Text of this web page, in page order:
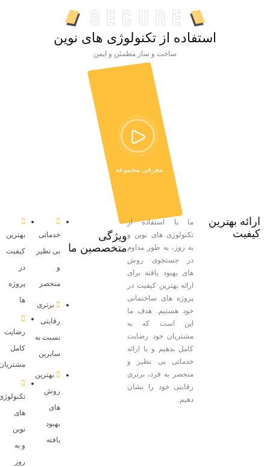
Secure
استفاده از تکنولوژی های نوین
ساخت و ساز مطمئن و ایمن
ارائه بهترین
کیفیت
ما با استفاده از
تکنولوژی های نوین و
به روز، به طور مداوم
در جستجوی روش
های بهبود یافته برای
ارائه بهترین کیفیت در
پروژه های ساختمانی
خود هستیم. هدف ما
این است که به
مشتریان خود رضایت
کامل بدهیم و با ارائه
خدماتی بی نظیر و
منحصر به فرد، برتری
رقابتی خود را نشان
دهیم.
ویژگی
متخصصین ما
خدماتی
بی نظیر
و
منحصر
برتری
رقابتی
نسبت به
سایرین
بهترین
روش
های
بهبود
یافته
بهترین
کیفیت
در
پروژه
ها
رضایت
کامل
مشتریان
تکنولوژی
های
نوین
و به
روز
معرفی مجموعه